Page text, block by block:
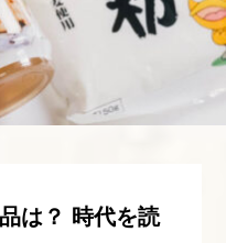
は？ 時代を読